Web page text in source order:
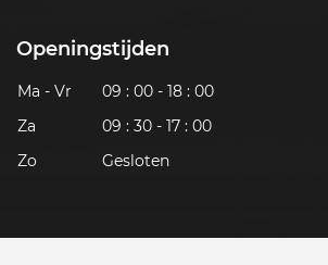
Openingstijden
Ma - Vr
09 : 00 - 18 : 00
Za
09 : 30 - 17 : 00
Zo
Gesloten